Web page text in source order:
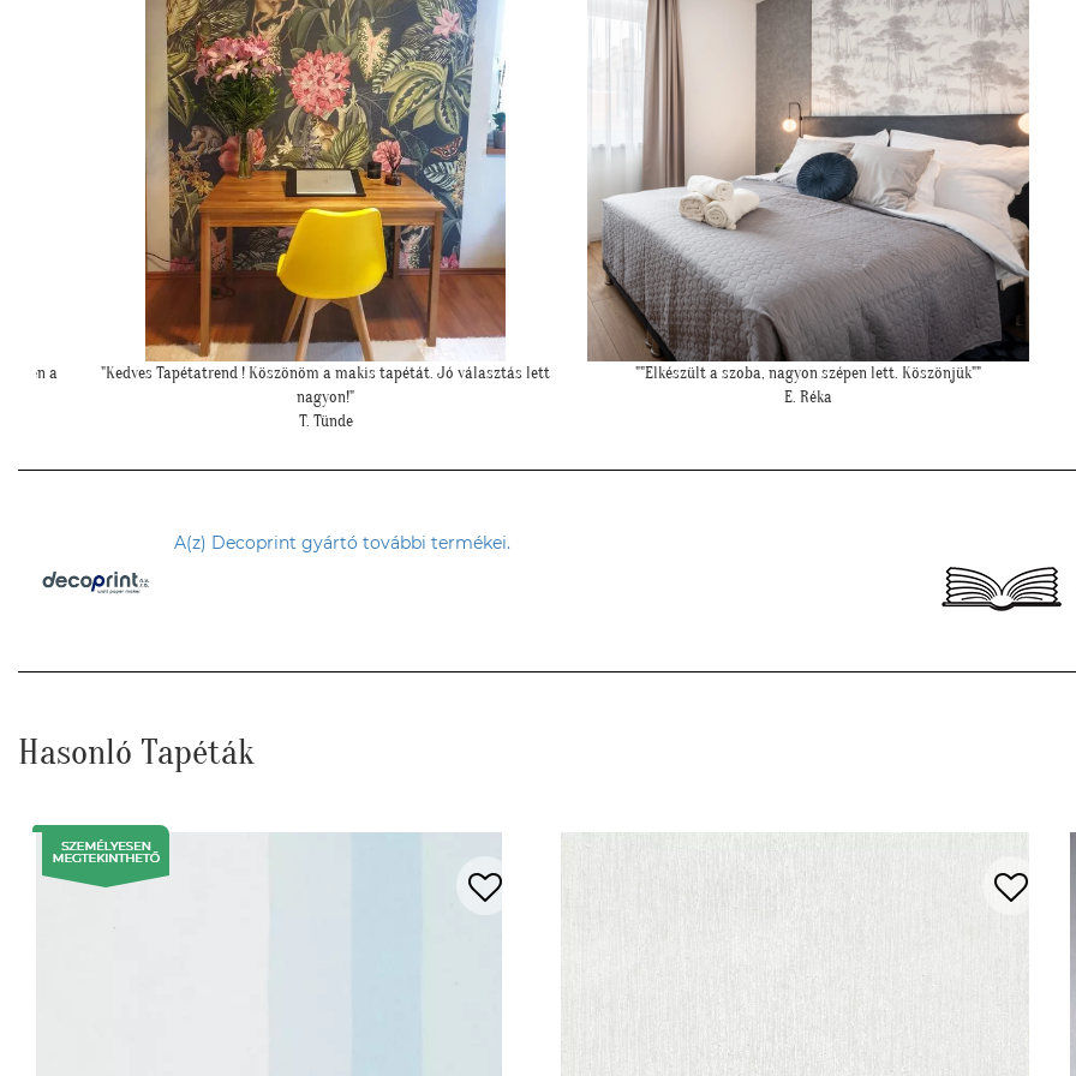
lett
""Elkészült a szoba, nagyon szépen lett. Köszönjük""
E. Réka
""Csatolok pár képet a dzsungeles sarokról!""
K. Laura
A(z) Decoprint gyártó további termékei.
Hasonló Tapéták